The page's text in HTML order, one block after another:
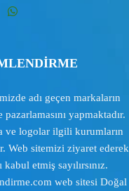
adı geçen markaların
yapmaktadır.
ve logolar ilgili kurumların
Web sitemizi ziyaret ederek
kabul etmiş sayılırsınız.
web sitesi Doğal